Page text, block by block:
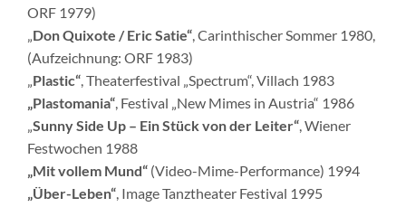
ORF 1979)
„Don Quixote / Eric Satie“, Carinthischer Sommer 1980,
(Aufzeichnung: ORF 1983)
„Plastic“, Theaterfestival „Spectrum“, Villach 1983
„Plastomania“, Festival „New Mimes in Austria“ 1986
„Sunny Side Up – Ein Stück von der Leiter“, Wiener
Festwochen 1988
„Mit vollem Mund“ (Video-Mime-Performance) 1994
„Über-Leben“, Image Tanztheater Festival 1995